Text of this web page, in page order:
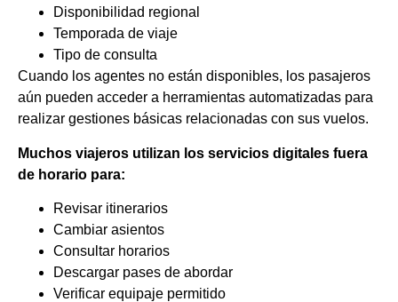
Disponibilidad regional
Temporada de viaje
Tipo de consulta
Cuando los agentes no están disponibles, los pasajeros
aún pueden acceder a herramientas automatizadas para
realizar gestiones básicas relacionadas con sus vuelos.
Muchos viajeros utilizan los servicios digitales fuera
de horario para:
Revisar itinerarios
Cambiar asientos
Consultar horarios
Descargar pases de abordar
Verificar equipaje permitido